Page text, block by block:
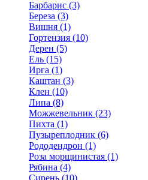
Барбарис (3)
Береза (3)
Вишня (1)
Гортензия (10)
Дерен (5)
Ель (15)
Ирга (1)
Каштан (3)
Клен (10)
Липа (8)
Можжевельник (23)
Пихта (1)
Пузыреплодник (6)
Рододендрон (1)
Роза морщинистая (1)
Рябина (4)
Сирень (10)